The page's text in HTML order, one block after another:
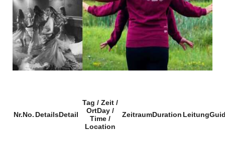
Nr.No. DetailsDetail
Tag / Zeit /
OrtDay /
Time /
Location
ZeitraumDuration Leitung